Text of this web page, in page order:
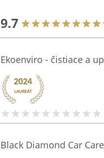
9.7
Ekoenviro - čistiace a
Black Diamond Car Care